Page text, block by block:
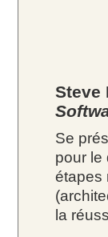
Steve
Se
pour le
étapes
la